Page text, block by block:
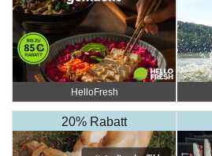
HelloFresh
20% Rabatt